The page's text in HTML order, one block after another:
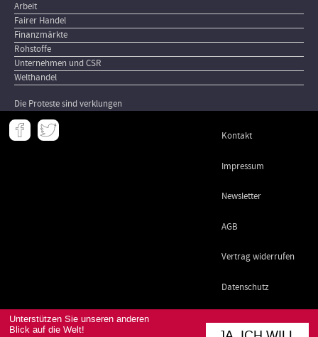
Unterstützen Sie unseren anderen
Blick auf die Welt!
Arbeit
Fairer Handel
Finanzmärkte
Rohstoffe
Unternehmen und CSR
Welthandel
Die Proteste sind verklungen
Meta
- Kontakt
Impressum
Newsletter
AGB
Vertrag widerrufen
Datenschutz